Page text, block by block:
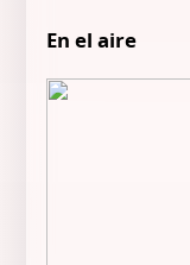
En el aire